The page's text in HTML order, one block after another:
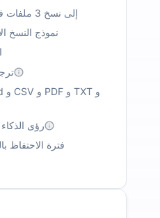
ограничен إلى نسخ 3 ملفات في اليوم
نموذج النسخ
رؤى
فترة الاحتفاظ